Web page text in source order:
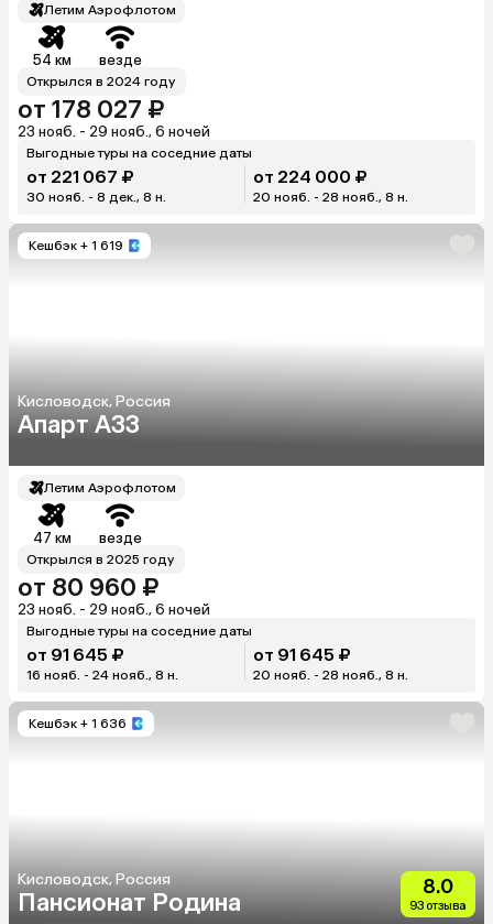
Летим Аэрофлотом
54 км везде
Открылся в 2024 году
от 178 027 ₽
23 нояб. - 29 нояб., 6 ночей
Выгодные туры на соседние даты
от 221 067 ₽
30 нояб. - 8 дек., 8 н.
от 224 000 ₽
20 нояб. - 28 нояб., 8 н.
Кешбэк + 1 619
Кисловодск, Россия
Апарт А33
Летим Аэрофлотом
47 км везде
Открылся в 2025 году
от 80 960 ₽
23 нояб. - 29 нояб., 6 ночей
Выгодные туры на соседние даты
от 91 645 ₽
16 нояб. - 24 нояб., 8 н.
от 91 645 ₽
20 нояб. - 28 нояб., 8 н.
Кешбэк + 1 636
Кисловодск, Россия
Пансионат Родина
8.0
93 отзыва